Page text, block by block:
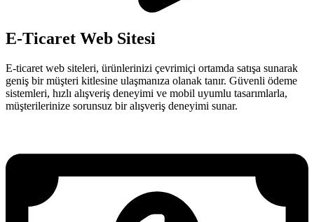
E-Ticaret Web Sitesi
E-ticaret web siteleri, ürünlerinizi çevrimiçi ortamda satışa sunarak
geniş bir müşteri kitlesine ulaşmanıza olanak tanır. Güvenli ödeme
sistemleri, hızlı alışveriş deneyimi ve mobil uyumlu tasarımlarla,
müşterilerinize sorunsuz bir alışveriş deneyimi sunar.